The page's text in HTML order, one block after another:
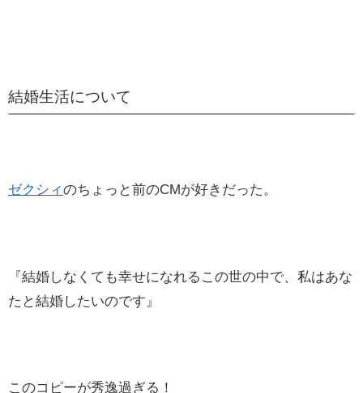
結婚生活について
ゼクシィのちょっと前のCMが好きだった。
『結婚しなくても幸せになれるこの世の中で、私はあな
たと結婚したいのです』
このコピーが秀逸過ぎる！